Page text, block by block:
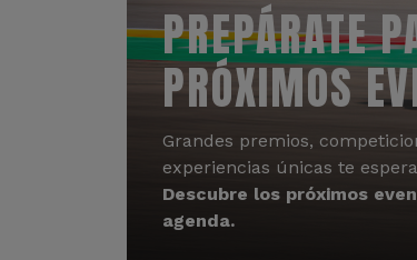
PREPÁRATE
PRÓXIMOS
Grandes premios,
experiencias únicas te
Descubre los próximos
agenda.